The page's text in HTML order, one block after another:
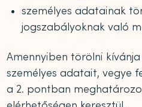
személyes adatainak
jogszabályoknak való
Amennyiben törölni
személyes adatait, vegye
a 2. pontban